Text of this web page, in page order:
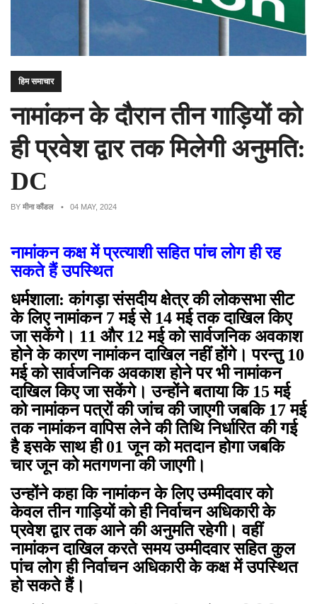
हिम समाचार
नामांकन के दौरान तीन गाड़ियों को
ही प्रवेश द्वार तक मिलेगी अनुमति:
DC
BY मीना कौंडल • 04 MAY, 2024
नामांकन कक्ष में प्रत्याशी सहित पांच लोग ही रह
सकते हैं उपस्थित
धर्मशाला: कांगड़ा संसदीय क्षेत्र की लोकसभा सीट
के लिए नामांकन 7 मई से 14 मई तक दाखिल किए
जा सकेंगे। 11 और 12 मई को सार्वजनिक अवकाश
होने के कारण नामांकन दाखिल नहीं होंगे। परन्तु 10
मई को सार्वजनिक अवकाश होने पर भी नामांकन
दाखिल किए जा सकेंगे। उन्होंने बताया कि 15 मई
को नामांकन पत्रों की जांच की जाएगी जबकि 17 मई
तक नामांकन वापिस लेने की तिथि निर्धारित की गई
है इसके साथ ही 01 जून को मतदान होगा जबकि
चार जून को मतगणना की जाएगी।
उन्होंने कहा कि नामांकन के लिए उम्मीदवार को
केवल तीन गाड़ियों को ही निर्वाचन अधिकारी के
प्रवेश द्वार तक आने की अनुमति रहेगी। वहीं
नामांकन दाखिल करते समय उम्मीदवार सहित कुल
पांच लोग ही निर्वाचन अधिकारी के कक्ष में उपस्थित
हो सकते हैं।